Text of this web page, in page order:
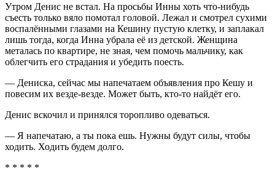
Утром Денис не встал. На просьбы Инны хоть что-нибудь
съесть только вяло помотал головой. Лежал и смотрел сухими
воспалёнными глазами на Кешину пустую клетку, и заплакал
лишь тогда, когда Инна убрала её из детской. Женщина
металась по квартире, не зная, чем помочь мальчику, как
облегчить его страдания и убедить поесть.
— Дениска, сейчас мы напечатаем объявления про Кешу и
повесим их везде-везде. Может быть, кто-то найдёт его.
Денис вскочил и принялся торопливо одеваться.
— Я напечатаю, а ты пока ешь. Нужны будут силы, чтобы
ходить. Ходить будем долго.
* * * * *